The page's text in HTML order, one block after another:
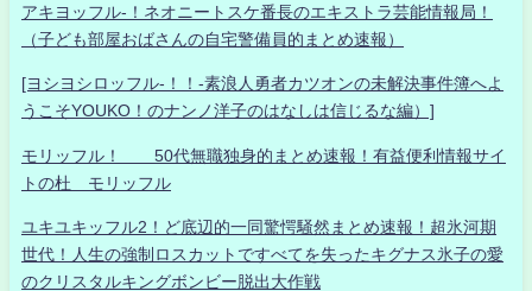
アキヨッフル-！ネオニートスケ番長のエキストラ芸能情報局！
（子ども部屋おばさんの自宅警備員的まとめ速報）
[ヨシヨシロッフル-！！-素浪人勇者カツオンの未解決事件簿へよ
うこそYOUKO！のナンノ洋子のはなしは信じるな編）]
モリッフル！ 50代無職独身的まとめ速報！有益便利情報サイ
トの杜 モリッフル
ユキユキッフル2！ど底辺的一同驚愕騒然まとめ速報！超氷河期
世代！人生の強制ロスカットですべてを失ったキグナス氷子の愛
のクリスタルキングボンビー脱出大作戦